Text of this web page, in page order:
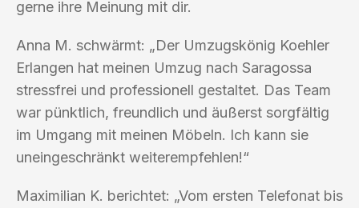
gerne ihre Meinung mit dir.
Anna M. schwärmt: „Der Umzugskönig Koehler
Erlangen hat meinen Umzug nach Saragossa
stressfrei und professionell gestaltet. Das Team
war pünktlich, freundlich und äußerst sorgfältig
im Umgang mit meinen Möbeln. Ich kann sie
uneingeschränkt weiterempfehlen!“
Maximilian K. berichtet: „Vom ersten Telefonat bis